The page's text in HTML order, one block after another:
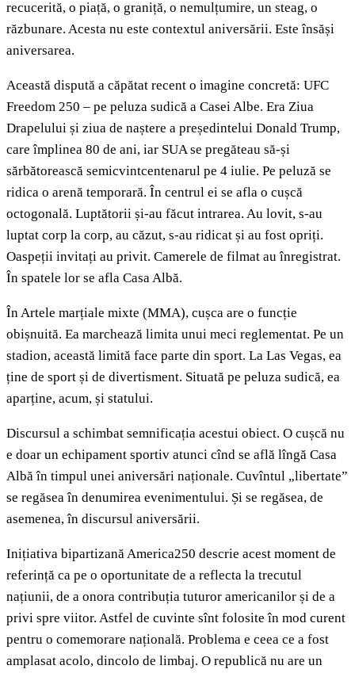
recucerită, o piață, o graniță, o nemulțumire, un steag, o
răzbunare. Acesta nu este contextul aniversării. Este însăși
aniversarea.
Această dispută a căpătat recent o imagine concretă: UFC
Freedom 250 – pe peluza sudică a Casei Albe. Era Ziua
Drapelului și ziua de naștere a președintelui Donald Trump,
care împlinea 80 de ani, iar SUA se pregăteau să-și
sărbătorească semicvintcentenarul pe 4 iulie. Pe peluză se
ridica o arenă temporară. În centrul ei se afla o cușcă
octogonală. Luptătorii și-au făcut intrarea. Au lovit, s-au
luptat corp la corp, au căzut, s-au ridicat și au fost opriți.
Oaspeții invitați au privit. Camerele de filmat au înregistrat.
În spatele lor se afla Casa Albă.
În Artele marțiale mixte (MMA), cușca are o funcție
obișnuită. Ea marchează limita unui meci reglementat. Pe un
stadion, această limită face parte din sport. La Las Vegas, ea
ține de sport și de divertisment. Situată pe peluza sudică, ea
aparține, acum, și statului.
Discursul a schimbat semnificația acestui obiect. O cușcă nu
e doar un echipament sportiv atunci cînd se află lîngă Casa
Albă în timpul unei aniversări naționale. Cuvîntul „libertate”
se regăsea în denumirea evenimentului. Și se regăsea, de
asemenea, în discursul aniversării.
Inițiativa bipartizană America250 descrie acest moment de
referință ca pe o oportunitate de a reflecta la trecutul
națiunii, de a onora contribuția tuturor americanilor și de a
privi spre viitor. Astfel de cuvinte sînt folosite în mod curent
pentru o comemorare națională. Problema e ceea ce a fost
amplasat acolo, dincolo de limbaj. O republică nu are un